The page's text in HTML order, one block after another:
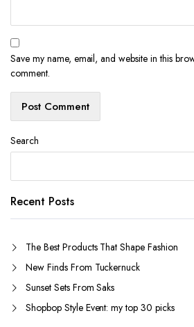
Save my name, email, and website in this
comment.
Search
Recent Posts
The Best Products That Shape Fashion
New Finds From Tuckernuck
Sunset Sets From Saks
Shopbop Style Event: my top 30 picks